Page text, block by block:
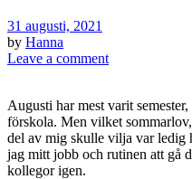
31 augusti, 2021
by Hanna
Leave a comment
Augusti har mest varit
förskola. Men vilket
del av mig skulle vilja var ledig
jag mitt jobb och rutinen att gå
kollegor igen.